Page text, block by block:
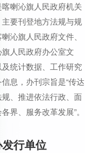
喇沁旗人民政府机关
要刊登地方法规与规
沁旗人民政府文件、
人民政府办公室文
统计数据、工作研究
息，办刊宗旨是“传达
、推进依法行政、面
界、服务改革发展”。
行单位